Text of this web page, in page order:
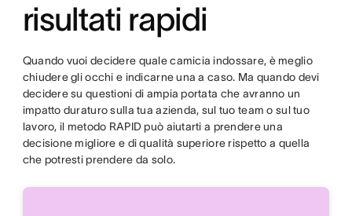
risultati rapidi
Quando vuoi decidere quale camicia indossare, è meglio
chiudere gli occhi e indicarne una a caso. Ma quando devi
decidere su questioni di ampia portata che avranno un
impatto duraturo sulla tua azienda, sul tuo team o sul tuo
lavoro, il metodo RAPID può aiutarti a prendere una
decisione migliore e di qualità superiore rispetto a quella
che potresti prendere da solo.